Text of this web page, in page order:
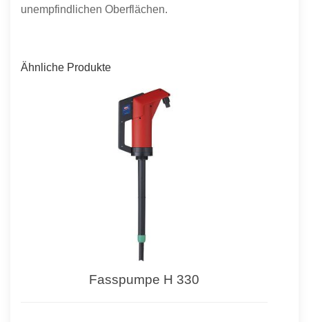
unempfindlichen Oberflächen.
Ähnliche Produkte
Fasspumpe H 330